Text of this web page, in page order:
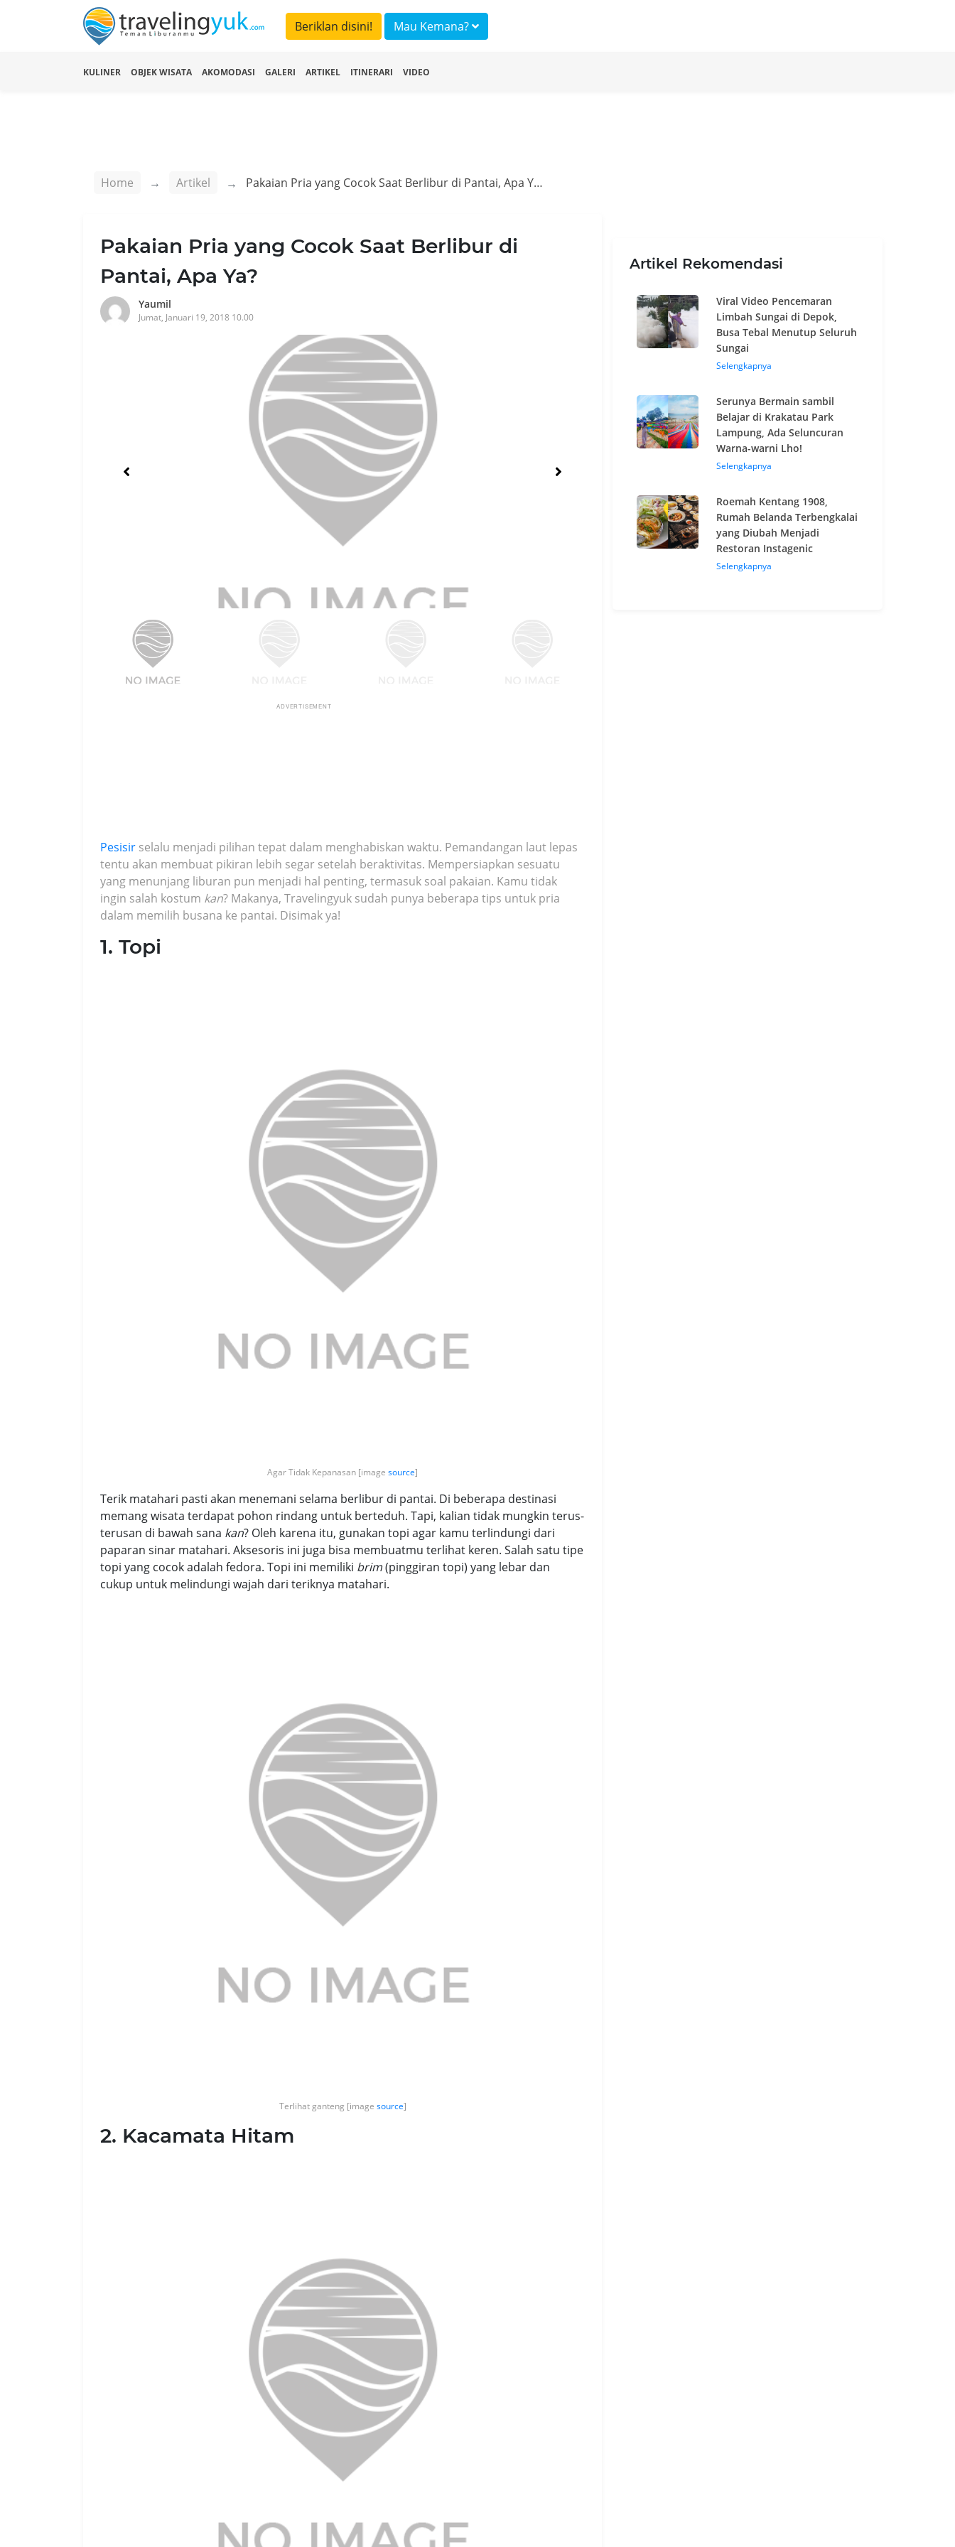
Beriklan disini! Mau Kemana?
KULINER OBJEK WISATA AKOMODASI GALERI ARTIKEL ITINERARI VIDEO
Home Artikel Pakaian Pria yang Cocok Saat Berlibur di Pantai, Apa Ya?
Pakaian Pria yang Cocok Saat Berlibur di
Pantai, Apa Ya?
Yaumil
Jumat, Januari 19, 2018 10.00
ADVERTISEMENT
Pesisir selalu menjadi pilihan tepat dalam menghabiskan waktu. Pemandangan laut lepas
tentu akan membuat pikiran lebih segar setelah beraktivitas. Mempersiapkan sesuatu
yang menunjang liburan pun menjadi hal penting, termasuk soal pakaian. Kamu tidak
ingin salah kostum kan? Makanya, Travelingyuk sudah punya beberapa tips untuk pria
dalam memilih busana ke pantai. Disimak ya!
1. Topi
Agar Tidak Kepanasan [image source]
Terik matahari pasti akan menemani selama berlibur di pantai. Di beberapa destinasi
memang wisata terdapat pohon rindang untuk berteduh. Tapi, kalian tidak mungkin terus-
terusan di bawah sana kan? Oleh karena itu, gunakan topi agar kamu terlindungi dari
paparan sinar matahari. Aksesoris ini juga bisa membuatmu terlihat keren. Salah satu tipe
topi yang cocok adalah fedora. Topi ini memiliki brim(pinggiran topi) yang lebar dan
cukup untuk melindungi wajah dari teriknya matahari.
Terlihat ganteng [image source]
2. Kacamata Hitam
Artikel Rekomendasi
Viral Video Pencemaran
Limbah Sungai di Depok,
Busa Tebal Menutup Seluruh
Sungai
Selengkapnya
Serunya Bermain sambil
Belajar di Krakatau Park
Lampung, Ada Seluncuran
Warna-warni Lho!
Selengkapnya
Roemah Kentang 1908,
Rumah Belanda Terbengkalai
yang Diubah Menjadi
Restoran Instagenic
Selengkapnya